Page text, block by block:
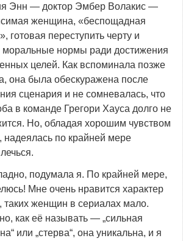
Энн — доктор Эмбер Волакис —
женщина, «беспощадная
готовая переступить черту и
нормы ради достижения
целей. Как вспоминала позже
она была обескуражена после
сценария и не сомневалась, что
в команде Грегори Хауса долго не
Но, обладая хорошим чувством
надеялась по крайней мере
подумала я. По крайней мере,
Мне очень нравится характер
таких женщин в сериалах мало.
как её называть — „сильная
или „стерва“, она уникальна, и я